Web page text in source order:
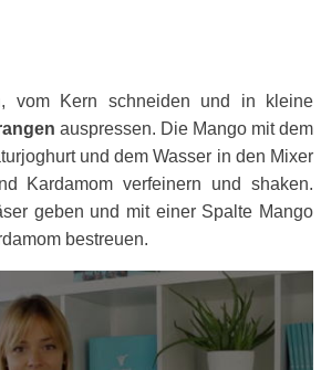
vom Kern schneiden und in kleine
auspressen. Die Mango mit dem
und dem Wasser in den Mixer
Kardamom verfeinern und shaken.
geben und mit einer Spalte Mango
bestreuen.